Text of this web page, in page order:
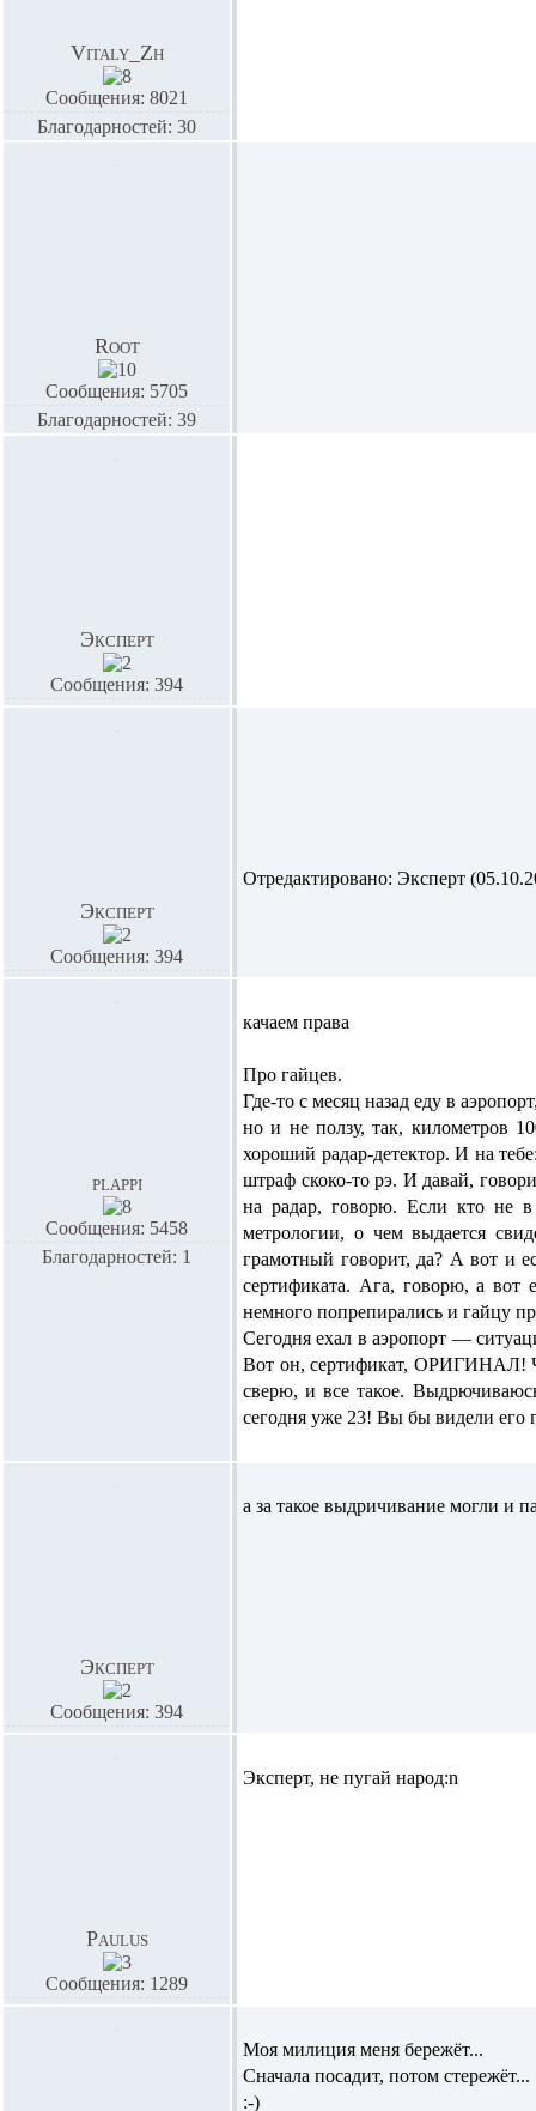
Vitaly_Zh
Сообщения: 8021
Благодарностей: 30
Root
Сообщения: 5705
Благодарностей: 39
Эксперт
Сообщения: 394
Эксперт
Сообщения: 394
Отредактировано: Эксперт
plappi
Сообщения: 5458
Благодарностей: 1
качаем права
Про гайцев.
Где-то с месяц назад еду в
но и не ползу, так, километров
хороший радар-детектор. И на
штраф скоко-то рэ. И давай,
на радар, говорю. Если кто не в
метрологии, о чем выдается
грамотный говорит, да? А вот и
сертификата. Ага, говорю, а вот
немного попрепирались и гайцу
Сегодня ехал в аэропорт —
Вот он, сертификат, ОРИГИНАЛ!
сверю, и все такое.
сегодня уже 23! Вы бы видели его
Эксперт
Сообщения: 394
а за такое выдричивание могли и
Paulus
Сообщения: 1289
Эксперт, не пугай народ:n
Моя милиция меня бережёт...
Сначала посадит, потом стережёт...
:-)